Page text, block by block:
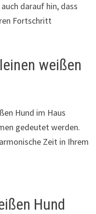
darauf hin, dass
Fortschritt
weißen
Hund im Haus
gedeutet werden.
Zeit in Ihrem
Hund